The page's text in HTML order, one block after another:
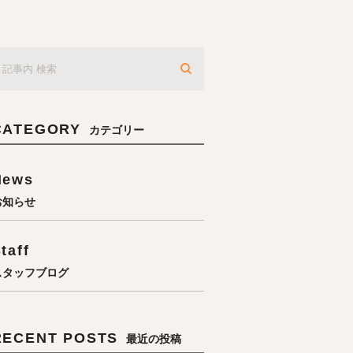
カテゴリー
らせ
ッフブログ
POSTS 最近の投稿